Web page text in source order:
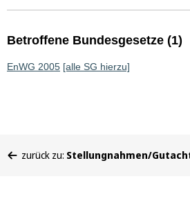
Betroffene Bundesgesetze (1)
EnWG 2005 [alle SG hierzu]
befinden
zurück zu: Stellungnahmen/